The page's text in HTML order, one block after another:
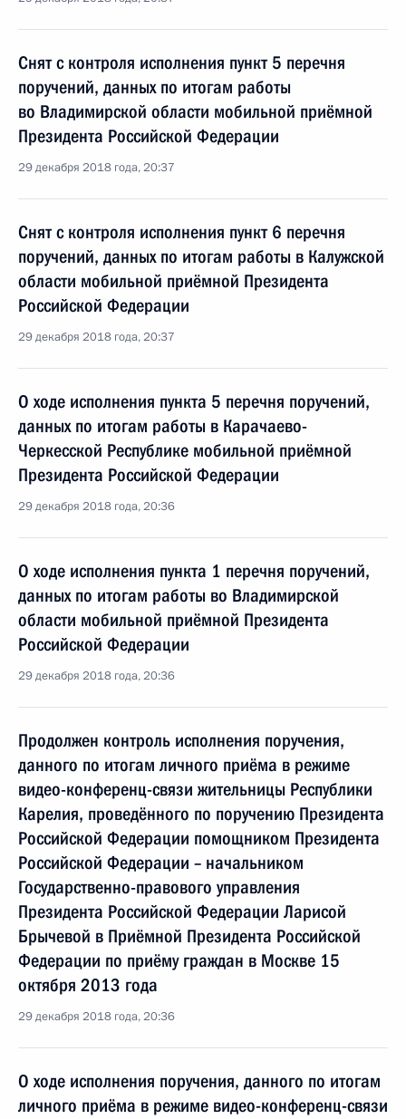
Снят с контроля исполнения пункт 5 перечня
поручений, данных по итогам работы
во Владимирской области мобильной приёмной
Президента Российской Федерации
29 декабря 2018 года, 20:37
Снят с контроля исполнения пункт 6 перечня
поручений, данных по итогам работы в Калужской
области мобильной приёмной Президента
Российской Федерации
29 декабря 2018 года, 20:37
О ходе исполнения пункта 5 перечня поручений,
данных по итогам работы в Карачаево-
Черкесской Республике мобильной приёмной
Президента Российской Федерации
29 декабря 2018 года, 20:36
О ходе исполнения пункта 1 перечня поручений,
данных по итогам работы во Владимирской
области мобильной приёмной Президента
Российской Федерации
29 декабря 2018 года, 20:36
Продолжен контроль исполнения поручения,
данного по итогам личного приёма в режиме
видео-конференц-связи жительницы Республики
Карелия, проведённого по поручению Президента
Российской Федерации помощником Президента
Российской Федерации – начальником
Государственно-правового управления
Президента Российской Федерации Ларисой
Брычевой в Приёмной Президента Российской
Федерации по приёму граждан в Москве 15
октября 2013 года
29 декабря 2018 года, 20:36
О ходе исполнения поручения, данного по итогам
личного приёма в режиме видео-конференц-связи